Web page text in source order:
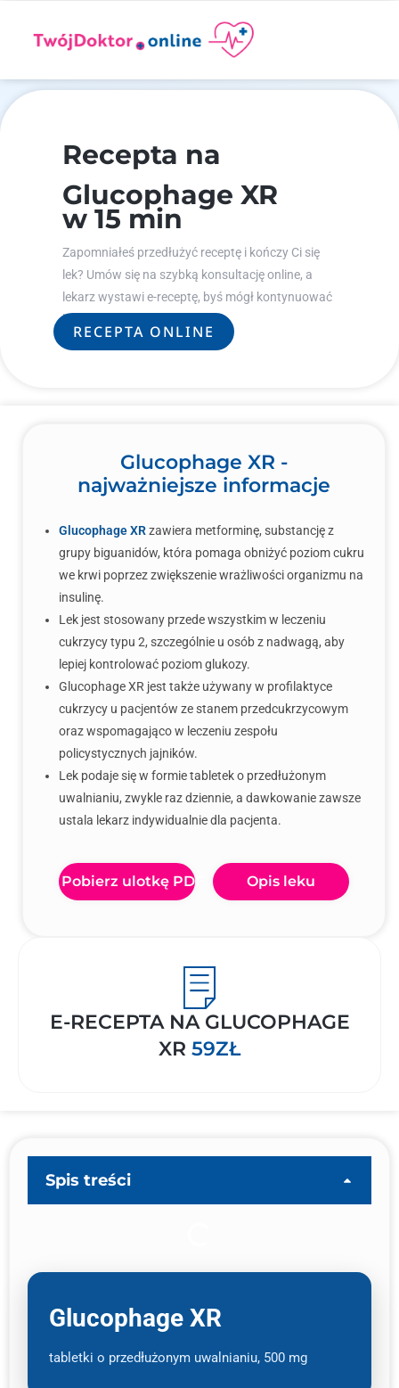
Recepta na
Glucophage XR
w 15 min
Zapomniałeś przedłużyć receptę i kończy Ci się
lek? Umów się na szybką konsultację online, a
lekarz wystawi e-receptę, byś mógł kontynuować
leczenie.
RECEPTA ONLINE
Glucophage XR -
najważniejsze informacje
Glucophage XRzawiera metforminę, substancję z
grupy biguanidów, która pomaga obniżyć poziom cukru
we krwi poprzez zwiększenie wrażliwości organizmu na
insulinę.
Lek jest stosowany przede wszystkim w leczeniu
cukrzycy typu 2, szczególnie u osób z nadwagą, aby
lepiej kontrolować poziom glukozy.
Glucophage XR jest także używany w profilaktyce
cukrzycy u pacjentów ze stanem przedcukrzycowym
oraz wspomagająco w leczeniu zespołu
policystycznych jajników.
Lek podaje się w formie tabletek o przedłużonym
uwalnianiu, zwykle raz dziennie, a dawkowanie zawsze
ustala lekarz indywidualnie dla pacjenta.
Pobierz ulotkę PDF Opis leku
E-RECEPTA NA GLUCOPHAGE
XR 59ZŁ
Spis treści
Glucophage XR
tabletki o przedłużonym uwalnianiu, 500 mg